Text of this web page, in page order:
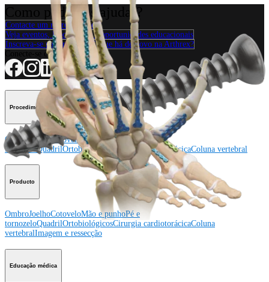
Como podemos ajudar?
Contacte um representante
Veja eventos, laboratórios e oportunidades educacionais
Inscreva-se para receber: O que há de novo na Arthrex?
Conecte-se conosco
Procedimento
OmbroJoelhoCotoveloMão e punho
Pé e
tornozeloQuadrilOrtobiológicos Cirurgia cardiotorácicaColuna vertebral
Producto
OmbroJoelhoCotoveloMão e punhoPé e
tornozeloQuadrilOrtobiológicosCirurgia cardiotorácicaColuna
vertebralImagem e ressecção
Educação médica